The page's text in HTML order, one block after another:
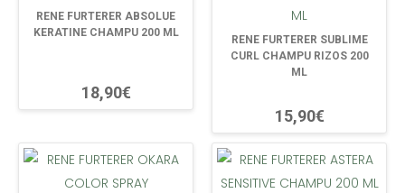
RENE FURTERER ABSOLUE
KERATINE CHAMPU 200 ML
18,90€
RENE FURTERER SUBLIME
CURL CHAMPU RIZOS 200
ML
15,90€